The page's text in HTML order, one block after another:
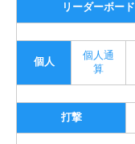
リーダーボード
個人
個人通
算
打撃